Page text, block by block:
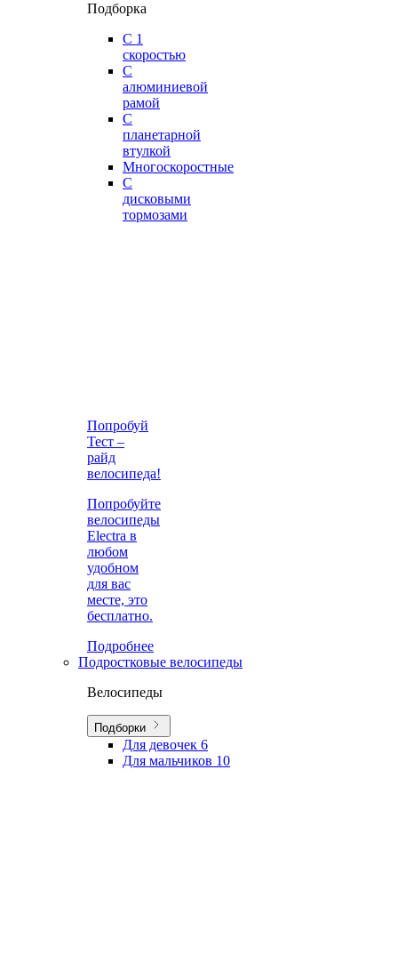
Подборка
С 1
скоростью
С
алюминиевой
рамой
С
планетарной
втулкой
Многоскоростные
С
дисковыми
тормозами
Попробуй
Тест –
райд
велосипеда!
Попробуйте
велосипеды
Electra в
любом
удобном
для вас
месте, это
бесплатно.
Подробнее
Подростковые велосипеды
Велосипеды
Подборки
Для девочек 6
Для мальчиков 10